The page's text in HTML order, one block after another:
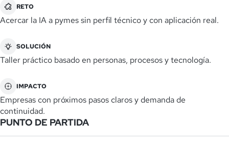
RETO
Acercar la IA a pymes sin perfil técnico y con aplicación real.
SOLUCIÓN
Taller práctico basado en personas, procesos y tecnología.
IMPACTO
Empresas con próximos pasos claros y demanda de
continuidad.
PUNTO DE PARTIDA